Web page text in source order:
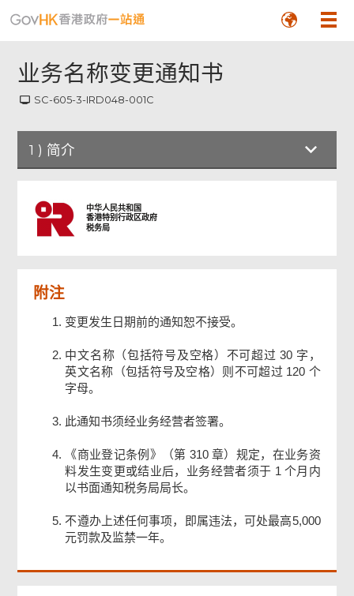
业务名称变更通知书
SC-605-3-IRD048-001C
1 ) 简介
签署人签署
中华人民共和国
香港特别行政区政府
税务局
附注
变更发生日期前的通知恕不接受。
中文名称（包括符号及空格）不可超过 30 字，
英文名称（包括符号及空格）则不可超过 120 个
字母。
此通知书须经业务经营者签署。
《商业登记条例》（第 310 章）规定，在业务资
料发生变更或结业后，业务经营者须于 1 个月内
以书面通知税务局局长。
不遵办上述任何事项，即属违法，可处最高5,000
元罚款及监禁一年。